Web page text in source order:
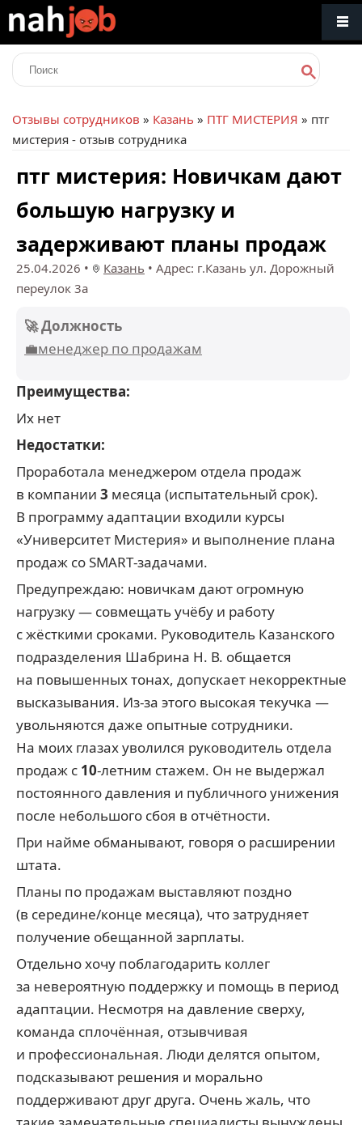
Отзывы сотрудников » Казань » ПТГ МИСТЕРИЯ » птг
мистерия - отзыв сотрудника
птг мистерия: Новичкам дают
большую нагрузку и
задерживают планы продаж
25.04.2026 • Казань • Адрес: г.Казань ул. Дорожный
переулок 3а
🚀 Должность
💼менеджер по продажам
Преимущества:
Их нет
Недостатки:
Проработала менеджером отдела продаж
в компании 3 месяца (испытательный срок).
В программу адаптации входили курсы
«Университет Мистерия» и выполнение плана
продаж со SMART‑задачами.
Предупреждаю: новичкам дают огромную
нагрузку — совмещать учёбу и работу
с жёсткими сроками. Руководитель Казанского
подразделения Шабрина Н. В. общается
на повышенных тонах, допускает некорректные
высказывания. Из‑за этого высокая текучка —
увольняются даже опытные сотрудники.
На моих глазах уволился руководитель отдела
продаж с 10‑летним стажем. Он не выдержал
постоянного давления и публичного унижения
после небольшого сбоя в отчётности.
При найме обманывают, говоря о расширении
штата.
Планы по продажам выставляют поздно
(в середине/конце месяца), что затрудняет
получение обещанной зарплаты.
Отдельно хочу поблагодарить коллег
за невероятную поддержку и помощь в период
адаптации. Несмотря на давление сверху,
команда сплочённая, отзывчивая
и профессиональная. Люди делятся опытом,
подсказывают решения и морально
поддерживают друг друга. Очень жаль, что